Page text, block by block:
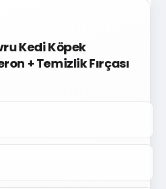
Kedi Köpek
+ Temizlik Fırçası